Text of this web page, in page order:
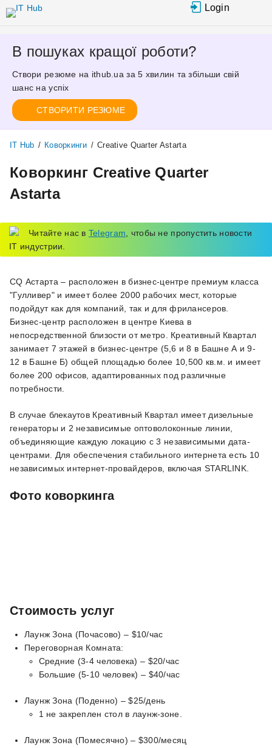
Login
В пошуках кращої роботи?
Створи резюме на ithub.ua за 5 хвилин та збільши свій
шанс на успіх
СТВОРИТИ РЕЗЮМЕ
IT Hub / Коворкинги / Creative Quarter Astarta
Коворкинг Creative Quarter
Astarta
Читайте нас в Telegram , чтобы не пропустить новости
IT индустрии.
CQ Астарта – расположен в бизнес-центре премиум класса
"Гулливер" и имеет более 2000 рабочих мест, которые
подойдут как для компаний, так и для фрилансеров.
Бизнес-центр расположен в центре Киева в
непосредственной близости от метро. Креативный Квартал
занимает 7 этажей в бизнес-центре (5,6 и 8 в Башне А и 9-
12 в Башне Б) общей площадью более 10,500 кв.м. и имеет
более 200 офисов, адаптированных под различные
потребности.
В случае блекаутов Креативный Квартал имеет дизельные
генераторы и 2 независимые оптоволоконные линии,
объединяющие каждую локацию с 3 независимыми дата-
центрами. Для обеспечения стабильного интернета есть 10
независимых интернет-провайдеров, включая STARLINK.
Фото коворкинга
Стоимость услуг
Лаунж Зона (Почасово) – $10/час
Переговорная Комната:
Средние (3-4 человека) – $20/час
Большие (5-10 человек) – $40/час
Лаунж Зона (Поденно) – $25/день
1 не закреплен стол в лаунж-зоне.
Лаунж Зона (Помесячно) – $300/месяц